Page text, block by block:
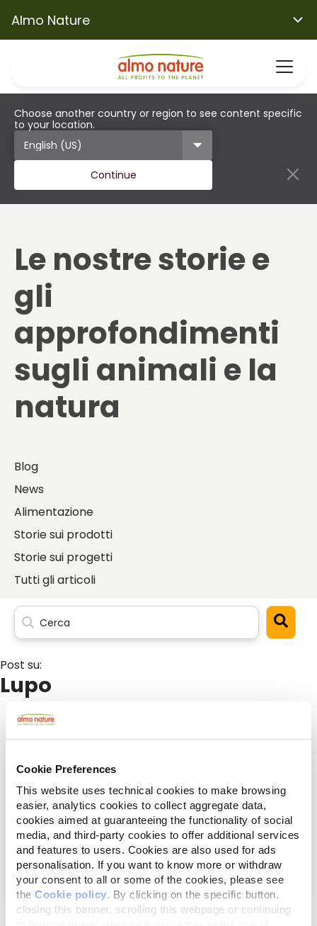
Cookie Preferences
This website uses technical cookies to make browsing
easier, analytics cookies to collect aggregate data,
cookies aimed at guaranteeing the functionality of social
media, and third-party cookies to offer additional services
and features to users. Cookies are also used for ads
personalisation. If you want to know more or withdraw
your consent to all or some of the cookies, please see
the Cookie policy. By clicking on the specific button,
closing this banner, scrolling this webpage or continuing
Almo Nature
Choose another country or region to see content specific
to your location.
Continue
Le nostre storie e
gli
approfondimenti
sugli animali e la
natura
Blog
News
Alimentazione
Storie sui prodotti
Storie sui progetti
Tutti gli articoli
Post su:
Lupo
giugno 23, 2022
Storia di un ritorno: il lupo appenninico